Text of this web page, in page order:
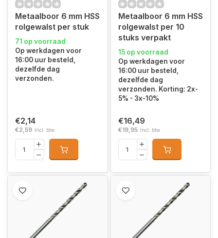
Metaalboor 6 mm HSS
rolgewalst per stuk
71 op voorraad
Op werkdagen voor
16:00 uur besteld,
dezelfde dag
verzonden.
€2,14
€2,59 Incl. btw
Metaalboor 6 mm HSS
rolgewalst per 10
stuks verpakt
15 op voorraad
Op werkdagen voor
16:00 uur besteld,
dezelfde dag
verzonden. Korting: 2x-
5% - 3x-10%
€16,49
€19,95 Incl. btw